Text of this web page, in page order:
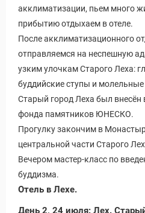
акклиматизации, пьем много
прибытию отдыхаем в отеле.
После акклиматизационного
отправляемся на неспешную
узким улочкам Старого Леха:
буддийские ступы и молельные
Старый город Леха был внесён
фонда памятников ЮНЕСКО.
Прогулку закончим в
центральной части Старого
Вечером мастер-класс по
буддизма.
Отель в Лехе.
День 2, 24 июля: Лех.